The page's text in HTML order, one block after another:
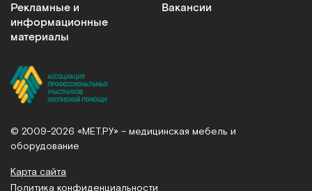
Рекламные и
информационные
материалы
Вакансии
© 2009-2026 «МЕТ.РУ» – медицинская мебель и
оборудование
Карта сайта
Политика конфиденциальности